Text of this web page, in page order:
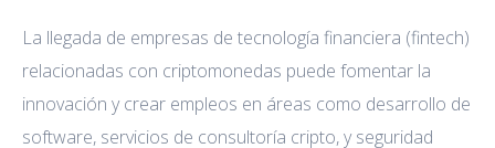
La llegada de empresas de tecnología financiera (fintech)
relacionadas con criptomonedas puede fomentar la
innovación y crear empleos en áreas como desarrollo de
software, servicios de consultoría cripto, y seguridad